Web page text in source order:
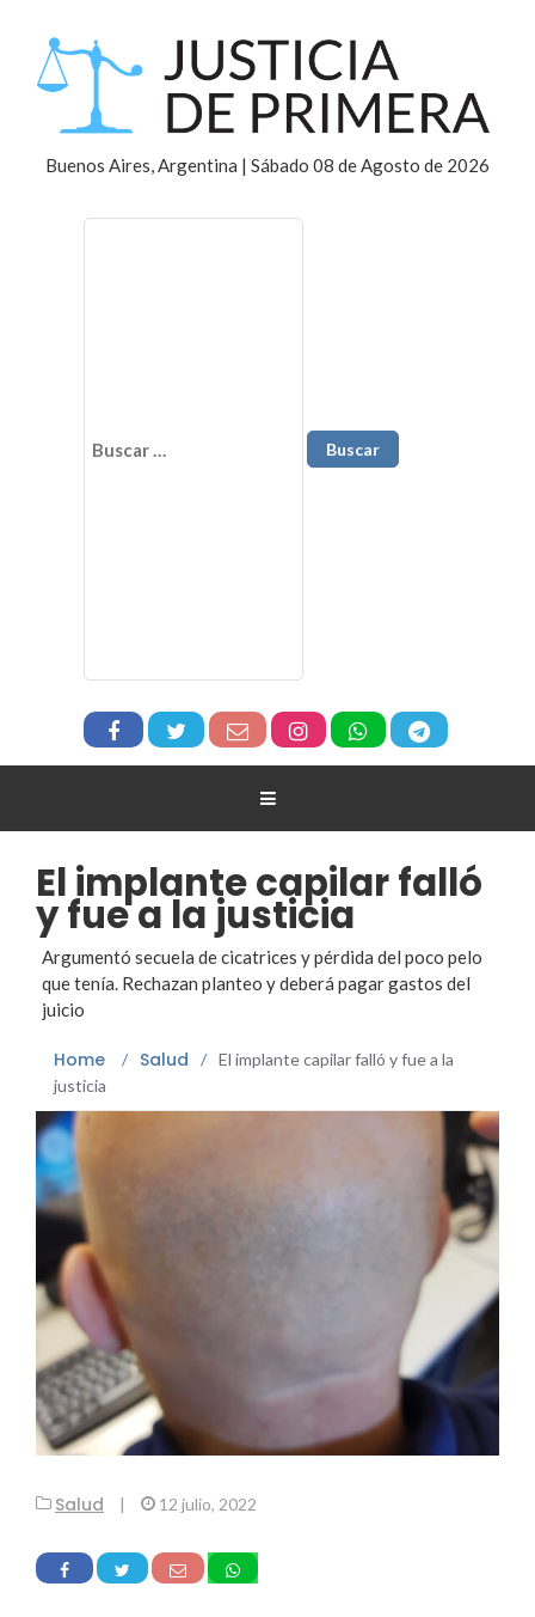
Buenos Aires, Argentina | Sábado 08 de Agosto de 2026
El implante capilar falló
y fue a la justicia
Argumentó secuela de cicatrices y pérdida del poco pelo
que tenía. Rechazan planteo y deberá pagar gastos del
juicio
Home / Salud / El implante capilar falló y fue a la
justicia
Salud 12 julio, 2022